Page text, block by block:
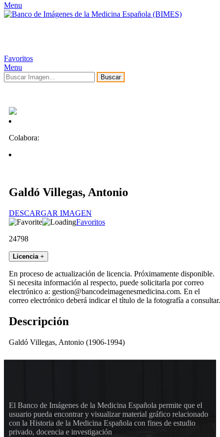
Menu
Favoritos
Menu
Buscar
Colabora:
Galdó Villegas, Antonio
DESCARGAR IMAGEN
Favoritos
24798
Licencia +
En proceso de actualización de licencia. Próximamente disponible.
Si necesita información al respecto, puede solicitarla por correo
electrónico a: gestion@bancodeimagenesmedicina.com. En el
correo electrónico deberá indicar el título de la fotografía a consultar.
Descripción
Galdó Villegas, Antonio (1906-1994)
El Banco de Imágenes de la Medicina Española permite que el
usuario pueda encontrar y visualizar material gráfico relacionado
con la Historia de la Medicina Española con fines de estudio
privado, docencia e investigación